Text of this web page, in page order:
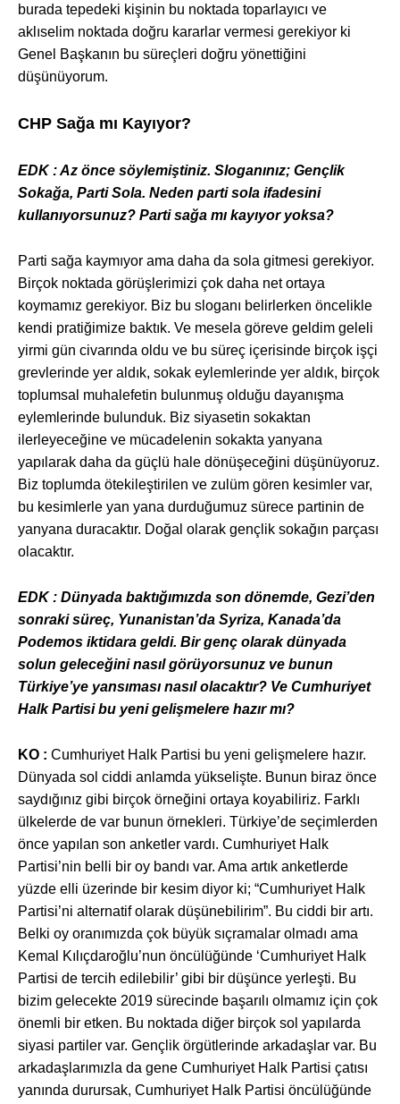
burada tepedeki kişinin bu noktada toparlayıcı ve
aklıselim noktada doğru kararlar vermesi gerekiyor ki
Genel Başkanın bu süreçleri doğru yönettiğini
düşünüyorum.
CHP Sağa mı Kayıyor?
EDK : Az önce söylemiştiniz. Sloganınız; Gençlik
Sokağa, Parti Sola. Neden parti sola ifadesini
kullanıyorsunuz? Parti sağa mı kayıyor yoksa?
Parti sağa kaymıyor ama daha da sola gitmesi gerekiyor.
Birçok noktada görüşlerimizi çok daha net ortaya
koymamız gerekiyor. Biz bu sloganı belirlerken öncelikle
kendi pratiğimize baktık. Ve mesela göreve geldim geleli
yirmi gün civarında oldu ve bu süreç içerisinde birçok işçi
grevlerinde yer aldık, sokak eylemlerinde yer aldık, birçok
toplumsal muhalefetin bulunmuş olduğu dayanışma
eylemlerinde bulunduk. Biz siyasetin sokaktan
ilerleyeceğine ve mücadelenin sokakta yanyana
yapılarak daha da güçlü hale dönüşeceğini düşünüyoruz.
Biz toplumda ötekileştirilen ve zulüm gören kesimler var,
bu kesimlerle yan yana durduğumuz sürece partinin de
yanyana duracaktır. Doğal olarak gençlik sokağın parçası
olacaktır.
EDK : Dünyada baktığımızda son dönemde, Gezi’den
sonraki süreç, Yunanistan’da Syriza, Kanada’da
Podemos iktidara geldi. Bir genç olarak dünyada
solun geleceğini nasıl görüyorsunuz ve bunun
Türkiye’ye yansıması nasıl olacaktır? Ve Cumhuriyet
Halk Partisi bu yeni gelişmelere hazır mı?
KO : Cumhuriyet Halk Partisi bu yeni gelişmelere hazır.
Dünyada sol ciddi anlamda yükselişte. Bunun biraz önce
saydığınız gibi birçok örneğini ortaya koyabiliriz. Farklı
ülkelerde de var bunun örnekleri. Türkiye’de seçimlerden
önce yapılan son anketler vardı. Cumhuriyet Halk
Partisi’nin belli bir oy bandı var. Ama artık anketlerde
yüzde elli üzerinde bir kesim diyor ki; “Cumhuriyet Halk
Partisi’ni alternatif olarak düşünebilirim”. Bu ciddi bir artı.
Belki oy oranımızda çok büyük sıçramalar olmadı ama
Kemal Kılıçdaroğlu’nun öncülüğünde ‘Cumhuriyet Halk
Partisi de tercih edilebilir’ gibi bir düşünce yerleşti. Bu
bizim gelecekte 2019 sürecinde başarılı olmamız için çok
önemli bir etken. Bu noktada diğer birçok sol yapılarda
siyasi partiler var. Gençlik örgütlerinde arkadaşlar var. Bu
arkadaşlarımızla da gene Cumhuriyet Halk Partisi çatısı
yanında durursak, Cumhuriyet Halk Partisi öncülüğünde